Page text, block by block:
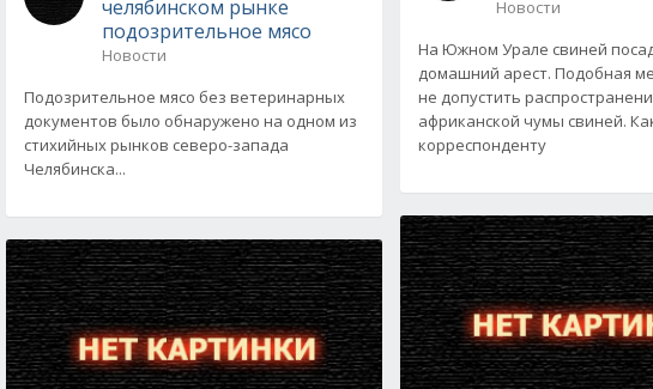
челябинском рынке
подозрительное мясо
Новости
Подозрительное мясо без ветеринарных
документов было обнаружено на одном из
стихийных рынков северо-запада
Челябинска...
Новости
На Южном Урале свиней
домашний арест. Подобная
не допустить
африканской чумы свиней.
корреспонденту